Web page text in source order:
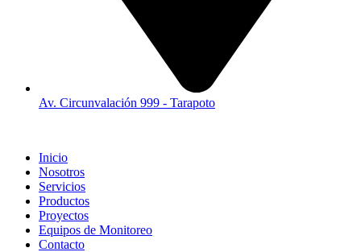
Av. Circunvalación 999 - Tarapoto
Inicio
Nosotros
Servicios
Productos
Proyectos
Equipos de Monitoreo
Contacto